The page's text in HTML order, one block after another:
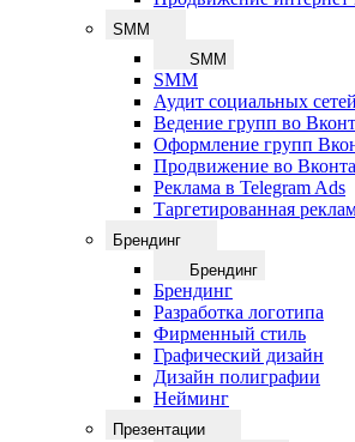
SMM
SMM
SMM
Аудит социальных сетей
Ведение групп во
Оформление групп
Продвижение во
Реклама в Telegram Ads
Таргетированная
Брендинг
Брендинг
Брендинг
Разработка логотипа
Фирменный стиль
Графический дизайн
Дизайн полиграфии
Нейминг
Презентации